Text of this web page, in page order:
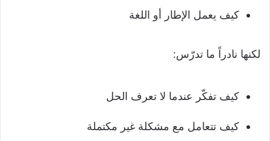
كيف يعمل الإطار أو اللغة
لكنها نادراً ما تدرّس:
كيف تفكّر عندما لا تعرف الحل
كيف تتعامل مع مشكلة غير مكتملة